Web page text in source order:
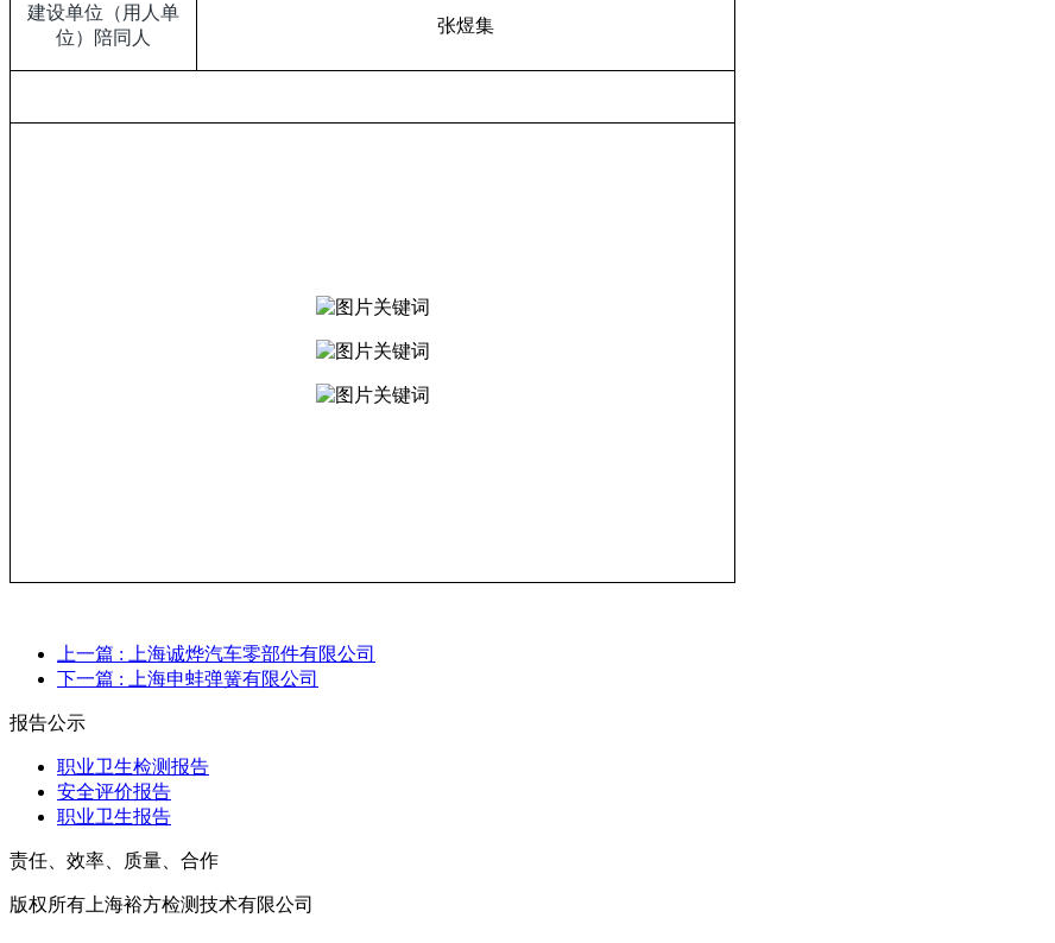
建设单位（用人单
位）陪同人
张煜集
上一篇 : 上海诚烨汽车零部件有限公司
下一篇 : 上海申蚌弹簧有限公司
报告公示
职业卫生检测报告
安全评价报告
职业卫生报告
责任、效率、质量、合作
版权所有上海裕方检测技术有限公司